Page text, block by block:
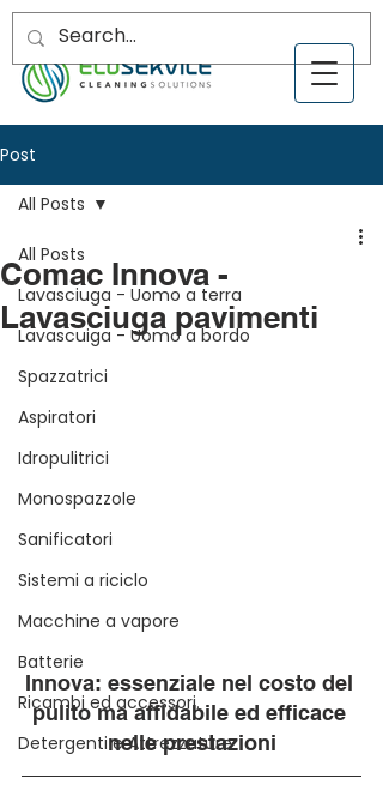
Post
All Posts
Lavasciuga - Uomo a terra
Lavascuiga - Uomo a bordo
Spazzatrici
Aspiratori
Idropulitrici
Monospazzole
Sanificatori
Sistemi a riciclo
Macchine a vapore
Batterie
Ricambi ed accessori.
Detergenti e Attrezzature
All Posts
Comac Innova -
Lavasciuga pavimenti
Innova: essenziale nel costo del
pulito ma affidabile ed efficace
nelle prestazioni